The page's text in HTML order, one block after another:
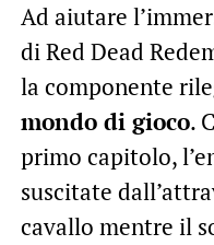
Ad aiutare
di Red Dead
la componente
mondo di gioco.
primo capitolo,
suscitate
cavallo mentre il